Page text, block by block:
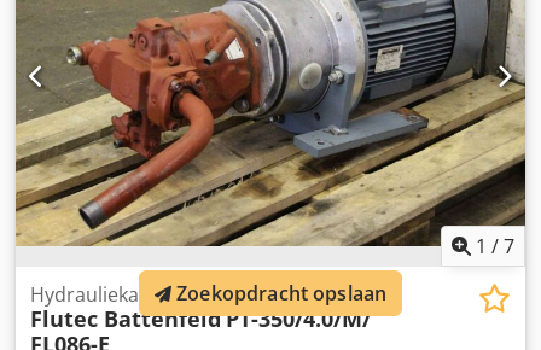
1 /7
Hydrauliekaggregaat 11 kW/1450 tpm
Flutec BattenfeldPT-350/4.0/M/
Zoekopdracht opslaan